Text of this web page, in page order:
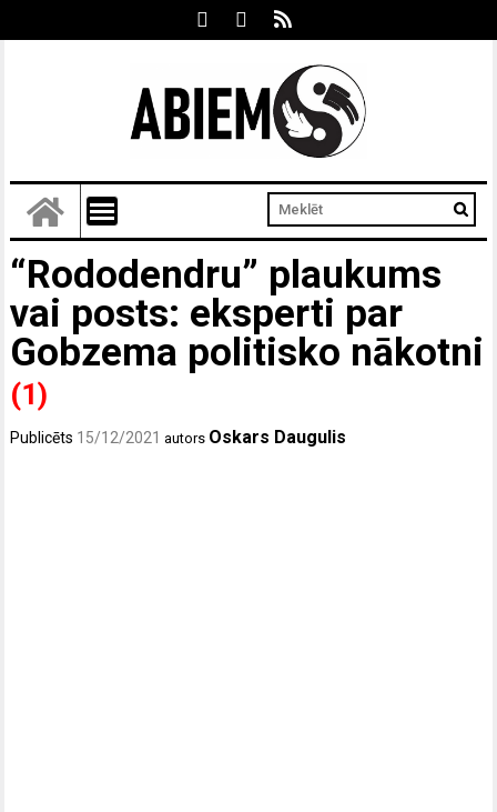
“Rododendru” plaukums
vai posts: eksperti par
Gobzema politisko nākotni
(1)
Publicēts 15/12/2021 autors Oskars Daugulis